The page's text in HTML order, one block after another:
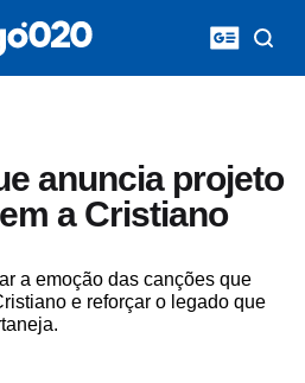
anuncia projeto
a Cristiano
a emoção das canções que
e reforçar o legado que